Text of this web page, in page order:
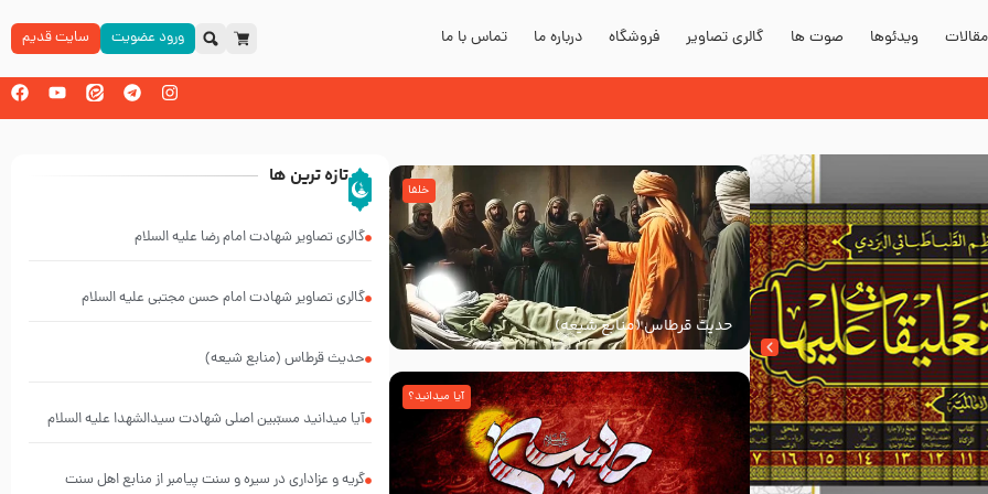
مقالات ویدئوها صوت ها گالری تصاویر فروشگاه درباره ما تماس با ما ورود عضویت سایت قدیم
حدیث قرطاس (منابع شیعه)
خلفا
آیا میدانید؟
تازه ترین ها
گالری تصاویر شهادت امام رضا علیه السلام
گالری تصاویر شهادت امام حسن مجتبی علیه السلام
حدیث قرطاس (منابع شیعه)
آیا میدانید مسبّبین اصلی شهادت سیدالشهدا علیه ‌السلام
گریه و عزاداری در سیره و سنت پیامبر از منابع اهل سنت